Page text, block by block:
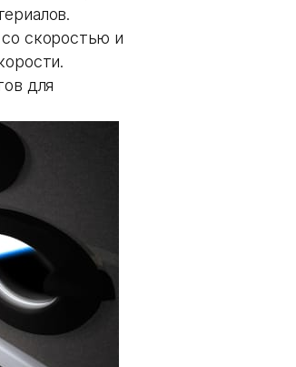
скоростью и
для